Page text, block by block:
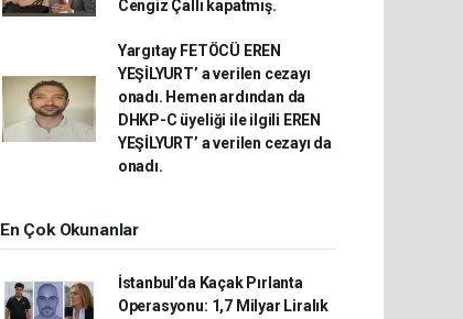
Cengiz Çallı kapatmış.
Yargıtay FETÖCÜ EREN
YEŞİLYURT’ a verilen cezayı
onadı. Hemen ardından da
DHKP-C üyeliği ile ilgili EREN
YEŞİLYURT’ a verilen cezayı da
onadı.
En Çok Okunanlar
İstanbul’da Kaçak Pırlanta
Operasyonu: 1,7 Milyar Liralık